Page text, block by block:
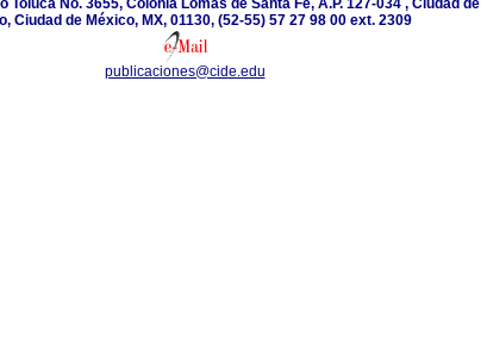
Toluca No. 3655, Colonia Lomas de Santa Fé, A.P. 127-034 , Ciudad de
Ciudad de México, MX, 01130, (52-55) 57 27 98 00 ext. 2309
publicaciones@cide.edu